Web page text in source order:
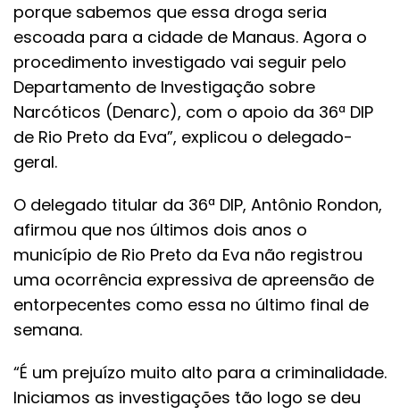
porque sabemos que essa droga seria
escoada para a cidade de Manaus. Agora o
procedimento investigado vai seguir pelo
Departamento de Investigação sobre
Narcóticos (Denarc), com o apoio da 36ª DIP
de Rio Preto da Eva”, explicou o delegado-
geral.
O delegado titular da 36ª DIP, Antônio Rondon,
afirmou que nos últimos dois anos o
município de Rio Preto da Eva não registrou
uma ocorrência expressiva de apreensão de
entorpecentes como essa no último final de
semana.
“É um prejuízo muito alto para a criminalidade.
Iniciamos as investigações tão logo se deu